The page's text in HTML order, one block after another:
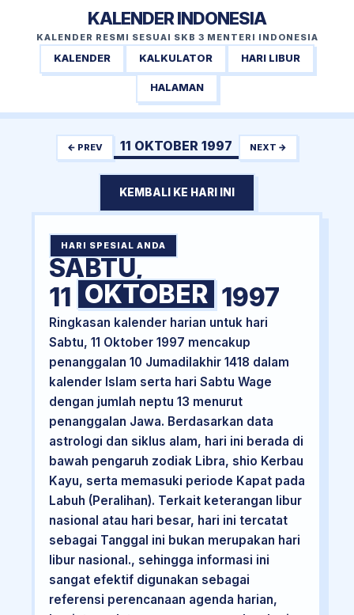
KALENDER INDONESIA
KALENDER RESMI SESUAI SKB 3 MENTERI INDONESIA
KALENDER KALKULATOR HARI LIBUR
HALAMAN
← PREV 11 OKTOBER 1997 NEXT →
KEMBALI KE HARI INI
HARI SPESIAL ANDA
SABTU,
11 OKTOBER 1997
Ringkasan kalender harian untuk hari
Sabtu, 11 Oktober 1997 mencakup
penanggalan 10 Jumadilakhir 1418 dalam
kalender Islam serta hari Sabtu Wage
dengan jumlah neptu 13 menurut
penanggalan Jawa. Berdasarkan data
astrologi dan siklus alam, hari ini berada di
bawah pengaruh zodiak Libra, shio Kerbau
Kayu, serta memasuki periode Kapat pada
Labuh (Peralihan). Terkait keterangan libur
nasional atau hari besar, hari ini tercatat
sebagai Tanggal ini bukan merupakan hari
libur nasional., sehingga informasi ini
sangat efektif digunakan sebagai
referensi perencanaan agenda harian,